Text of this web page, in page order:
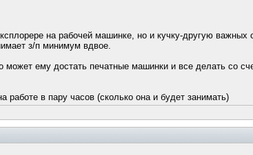
на рабочей машинке, но и кучку-другую важных
з/п минимум вдвое.
ему достать печатные машинки и все делать со
работе в пару часов (сколько она и будет занимать)